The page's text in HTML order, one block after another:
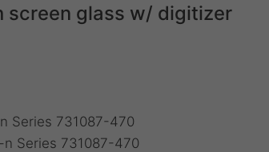
screen glass w/ digitizer
Series 731087-470
n Series 731087-470